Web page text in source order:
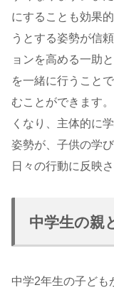
にすることも効果
うとする姿勢が信
ョンを高める一助
を一緒に行うこと
むことができます
くなり、主体的に
姿勢が、子供の学
日々の行動に反映
中学生の親
中学2年生の子ども